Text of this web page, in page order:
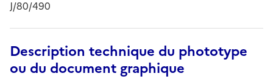
J/80/490
Description technique du phototype
ou du document graphique